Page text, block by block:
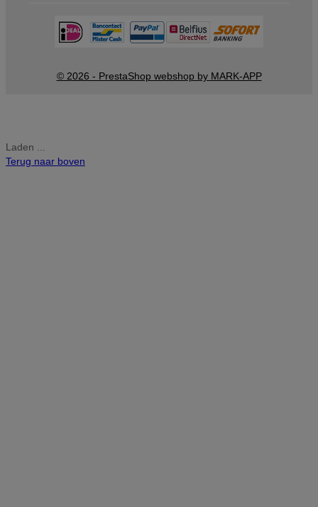
© 2026 - PrestaShop webshop by MARK-APP
Laden ...
Terug naar boven